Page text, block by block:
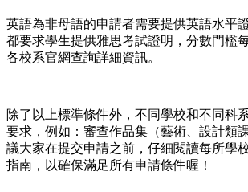
英語為非母語的申請者需要提供英語水平
都要求學生提供雅思考試證明，分數門檻
各校系官網查詢詳細資訊。
除了以上標準條件外，不同學校和不同科
要求，例如：審查作品集（藝術、設計類
議大家在提交申請之前，仔細閱讀每所學
指南，以確保滿足所有申請條件喔！